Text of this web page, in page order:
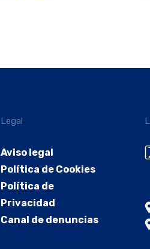
Legal
Aviso legal
Política de Cookies
Política de
Privacidad
Canal de denuncias